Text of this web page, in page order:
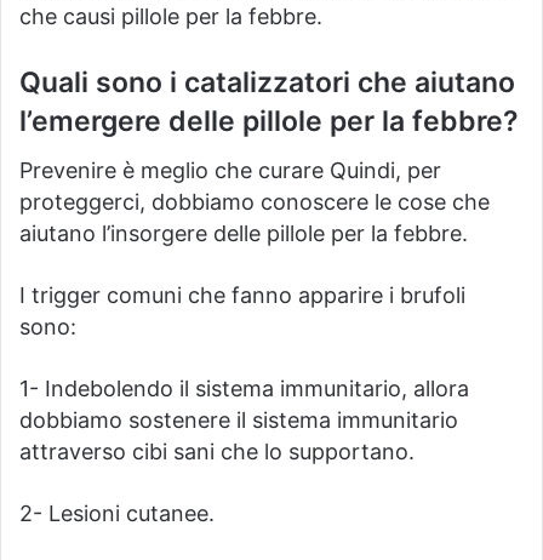
che causi pillole per la febbre.
Quali sono i catalizzatori che aiutano
l’emergere delle pillole per la febbre?
Prevenire è meglio che curare Quindi, per
proteggerci, dobbiamo conoscere le cose che
aiutano l’insorgere delle pillole per la febbre.
I trigger comuni che fanno apparire i brufoli
sono:
1- Indebolendo il sistema immunitario, allora
dobbiamo sostenere il sistema immunitario
attraverso cibi sani che lo supportano.
2- Lesioni cutanee.